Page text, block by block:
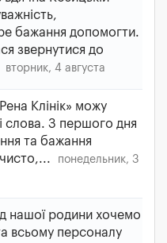
бажання допомогти.
звернутися до
вторник, 4 августа
Клінік» можу
слова. З першого дня
та бажання
понедельник, 3
нашої родини хочемо
всьому персоналу